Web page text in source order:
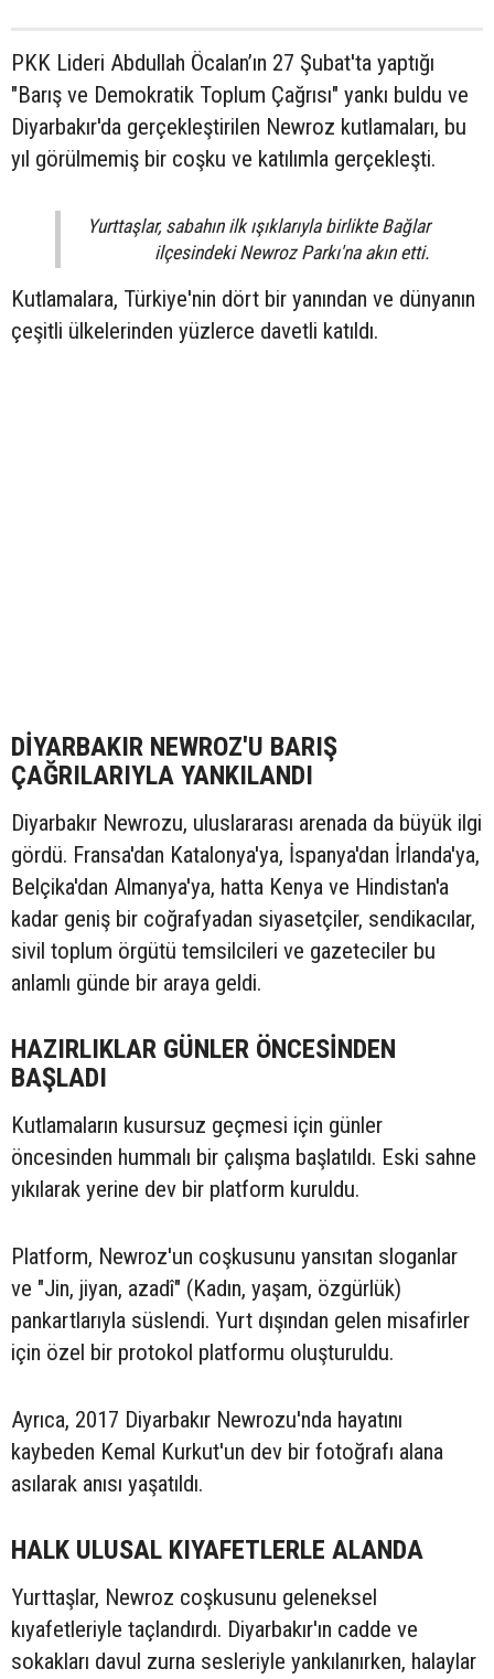
PKK Lideri Abdullah Öcalan’ın 27 Şubat'ta yaptığı
"Barış ve Demokratik Toplum Çağrısı" yankı buldu ve
Diyarbakır'da gerçekleştirilen Newroz kutlamaları, bu
yıl görülmemiş bir coşku ve katılımla gerçekleşti.
Yurttaşlar, sabahın ilk ışıklarıyla birlikte Bağlar
ilçesindeki Newroz Parkı'na akın etti.
Kutlamalara, Türkiye'nin dört bir yanından ve dünyanın
çeşitli ülkelerinden yüzlerce davetli katıldı.
DİYARBAKIR NEWROZ'U BARIŞ
ÇAĞRILARIYLA YANKILANDI
Diyarbakır Newrozu, uluslararası arenada da büyük ilgi
gördü. Fransa'dan Katalonya'ya, İspanya'dan İrlanda'ya,
Belçika'dan Almanya'ya, hatta Kenya ve Hindistan'a
kadar geniş bir coğrafyadan siyasetçiler, sendikacılar,
sivil toplum örgütü temsilcileri ve gazeteciler bu
anlamlı günde bir araya geldi.
HAZIRLIKLAR GÜNLER ÖNCESİNDEN
BAŞLADI
Kutlamaların kusursuz geçmesi için günler
öncesinden hummalı bir çalışma başlatıldı. Eski sahne
yıkılarak yerine dev bir platform kuruldu.
Platform, Newroz'un coşkusunu yansıtan sloganlar
ve "Jin, jiyan, azadî" (Kadın, yaşam, özgürlük)
pankartlarıyla süslendi. Yurt dışından gelen misafirler
için özel bir protokol platformu oluşturuldu.
Ayrıca, 2017 Diyarbakır Newrozu'nda hayatını
kaybeden Kemal Kurkut'un dev bir fotoğrafı alana
asılarak anısı yaşatıldı.
HALK ULUSAL KIYAFETLERLE ALANDA
Yurttaşlar, Newroz coşkusunu geleneksel
kıyafetleriyle taçlandırdı. Diyarbakır'ın cadde ve
sokakları davul zurna sesleriyle yankılanırken, halaylar